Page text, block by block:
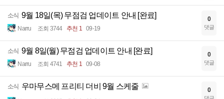
소식 9월 18일(목) 무점검 업데이트 안내 [완료]
Narru 조회 3744 추천 1 09-19
0
댓글
소식 9월 8일(월) 무점검 업데이트 안내 [완료]
Narru 조회 4741 추천 1 09-08
0
댓글
소식 우마무스메 프리티 더비 9월 스케줄 0